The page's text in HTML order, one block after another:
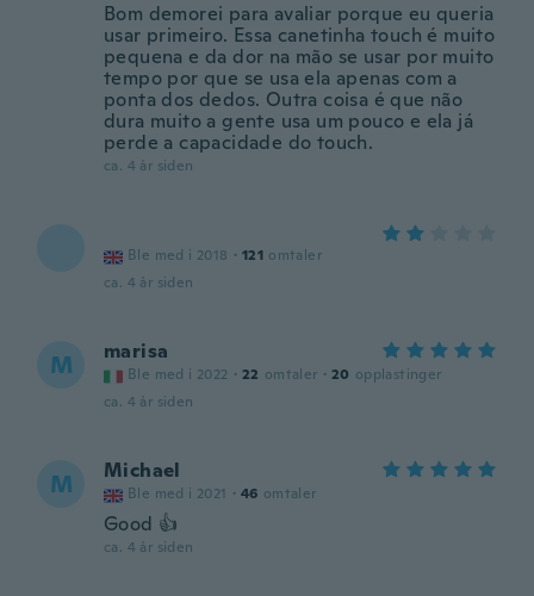
Bom demorei para avaliar porque eu queria
usar primeiro. Essa canetinha touch é muito
pequena e da dor na mão se usar por muito
tempo por que se usa ela apenas com a
ponta dos dedos. Outra coisa é que não
dura muito a gente usa um pouco e ela já
perde a capacidade do touch.
ca. 4 år siden
Ble med i 2018 · 121 omtaler
ca. 4 år siden
M marisa
Ble med i 2022 · 22 omtaler · 20 opplastinger
ca. 4 år siden
M Michael
Ble med i 2021 · 46 omtaler
Good 👍
ca. 4 år siden